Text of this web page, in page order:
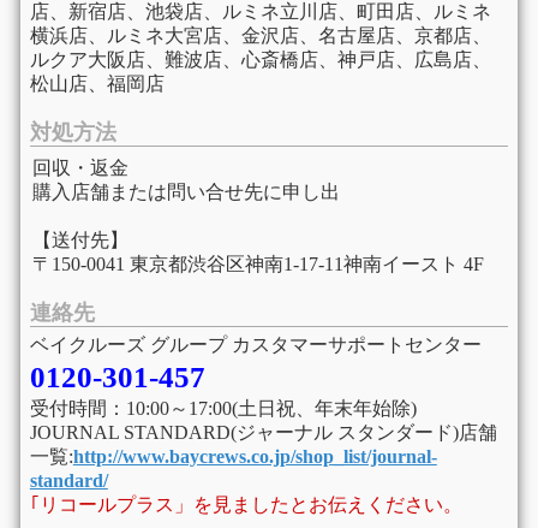
店、新宿店、池袋店、ルミネ立川店、町田店、ルミネ
横浜店、ルミネ大宮店、金沢店、名古屋店、京都店、
ルクア大阪店、難波店、心斎橋店、神戸店、広島店、
松山店、福岡店
対処方法
回収・返金
購入店舗または問い合せ先に申し出
【送付先】
〒150-0041 東京都渋谷区神南1-17-11神南イースト 4F
連絡先
ベイクルーズ グループ カスタマーサポートセンター
0120-301-457
受付時間：10:00～17:00(土日祝、年末年始除)
JOURNAL STANDARD(ジャーナル スタンダード)店舗
一覧:http://www.baycrews.co.jp/shop_list/journal-
standard/
｢リコールプラス」を見ましたとお伝えください。